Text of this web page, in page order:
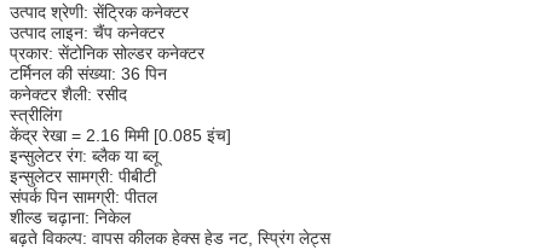
उत्पाद श्रेणी: सेंट्रिक कनेक्टर
उत्पाद लाइन: चैंप कनेक्टर
प्रकार: सेंटोनिक सोल्डर कनेक्टर
टर्मिनल की संख्या: 36 पिन
कनेक्टर शैली: रसीद
स्त्रीलिंग
केंद्र रेखा = 2.16 मिमी [0.085 इंच]
इन्सुलेटर रंग: ब्लैक या ब्लू
इन्सुलेटर सामग्री: पीबीटी
संपर्क पिन सामग्री: पीतल
शील्ड चढ़ाना: निकेल
बढ़ते विकल्प: वापस कीलक हेक्स हेड नट, स्प्रिंग लेट्स